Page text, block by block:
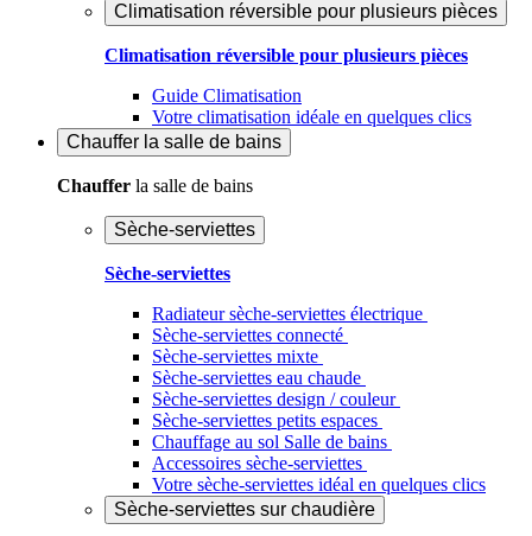
Climatisation réversible pour plusieurs pièces
Climatisation réversible pour plusieurs pièces
Guide Climatisation
Votre climatisation idéale en quelques clics
Chauffer la salle de bains
Chauffer la salle de bains
Sèche-serviettes
Sèche-serviettes
Radiateur sèche-serviettes électrique
Sèche-serviettes connecté
Sèche-serviettes mixte
Sèche-serviettes eau chaude
Sèche-serviettes design / couleur
Sèche-serviettes petits espaces
Chauffage au sol Salle de bains
Accessoires sèche-serviettes
Votre sèche-serviettes idéal en quelques clics
Sèche-serviettes sur chaudière